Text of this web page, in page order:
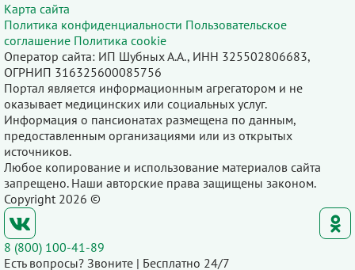
Карта сайта
Политика конфиденциальности Пользовательское
соглашение Политика cookie
Оператор сайта: ИП Шубных А.А., ИНН 325502806683,
ОГРНИП 316325600085756
Портал является информационным агрегатором и не
оказывает медицинских или социальных услуг.
Информация о пансионатах размещена по данным,
предоставленным организациями или из открытых
источников.
Любое копирование и использование материалов сайта
запрещено. Наши авторские права защищены законом.
Copyright 2026 ©
8 (800) 100-41-89
Есть вопросы? Звоните | Бесплатно 24/7